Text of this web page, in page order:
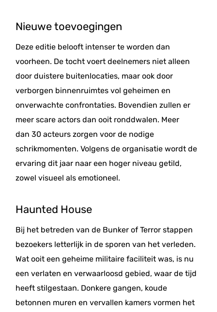
Nieuwe toevoegingen
Deze editie belooft intenser te worden dan
voorheen. De tocht voert deelnemers niet alleen
door duistere buitenlocaties, maar ook door
verborgen binnenruimtes vol geheimen en
onverwachte confrontaties. Bovendien zullen er
meer scare actors dan ooit ronddwalen. Meer
dan 30 acteurs zorgen voor de nodige
schrikmomenten. Volgens de organisatie wordt de
ervaring dit jaar naar een hoger niveau getild,
zowel visueel als emotioneel.
Haunted House
Bij het betreden van de Bunker of Terror stappen
bezoekers letterlijk in de sporen van het verleden.
Wat ooit een geheime militaire faciliteit was, is nu
een verlaten en verwaarloosd gebied, waar de tijd
heeft stilgestaan. Donkere gangen, koude
betonnen muren en vervallen kamers vormen het